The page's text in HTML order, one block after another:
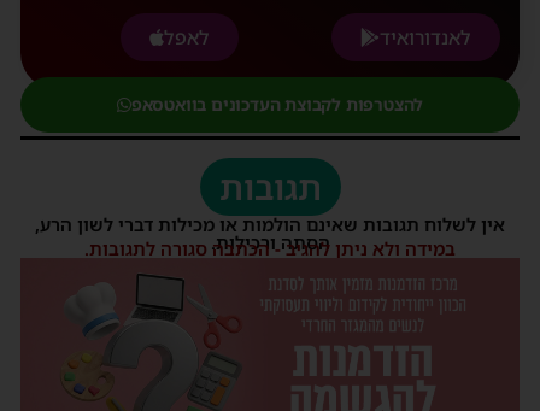
לאנדורואיד
לאפל
להצטרפות לקבוצת העדכונים בוואטסאפ
תגובות
אין לשלוח תגובות שאינם הולמות או מכילות דברי לשון הרע,
הסתה ורכילות.
במידה ולא ניתן להגיב - הכתבה סגורה לתגובות.